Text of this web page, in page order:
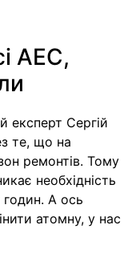
АЕС,
експерт Сергій
те, що на
ремонтів. Тому
необхідність
годин. А ось
атомну, у нас